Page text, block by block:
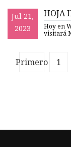
Jul 21,
2023
HOJA
Hoy en
visitará
Primero 1